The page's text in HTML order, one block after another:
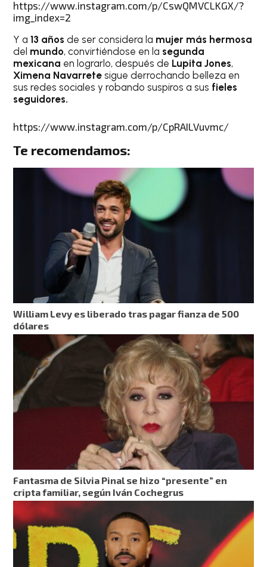
https://www.instagram.com/p/CswQMVCLKGX/?
img_index=2
Y a13 añosde ser considera la mujer más hermosa
del mundo, convirtiéndose en la segunda
mexicana en lograrlo, después de Lupita Jones,
Ximena Navarrete sigue derrochando belleza en
sus redes sociales y robando suspiros a sus fieles
seguidores.
https://www.instagram.com/p/CpRAILVuvmc/
Te recomendamos:
William Levy es liberado tras pagar fianza de 500
dólares
Fantasma de Silvia Pinal se hizo “presente” en
cripta familiar, según Iván Cochegrus